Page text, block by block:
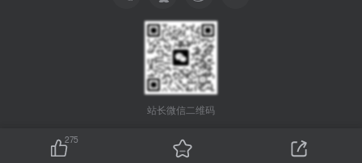
站长微信二维码
275